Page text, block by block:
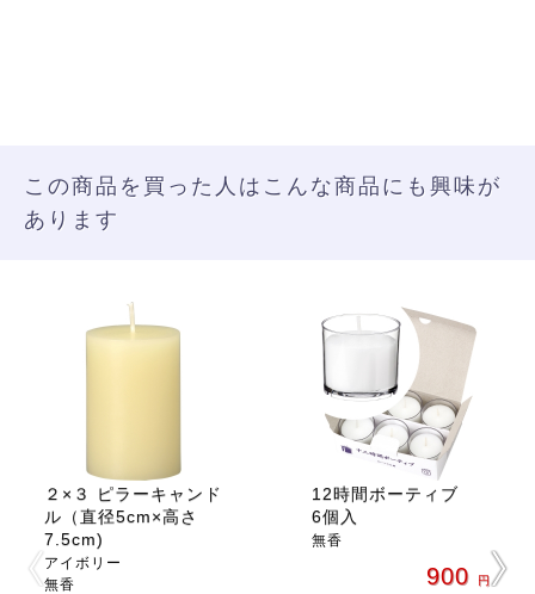
この商品を買った人はこんな商品にも興味が
あります
２×３ ピラーキャンド
ル（直径5cm×高さ
7.5cm)
アイボリー
無香
12時間ボーティブ
6個入
無香
900 円